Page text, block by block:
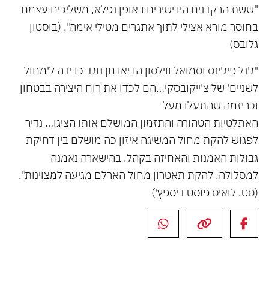
"ששת הרקדנים היו ישירים באופן נפלא, משליכים עצמם
בחוסר מורא אצילי לתוך אתגרים מטילי אימה". (בוסטון
גלובס)
"ג'נל פיג'ינס וסמואל ווילסון הביאו חן נוגד כבידה ל'מחול
לשניים' של צ'ייקובסקי…הם לכדו את רוח היצירה בבטחון
וכריזמה שהתעלו מעל
האתלטיות הטהורה והתזמון המושלם אותו הציגו… נדיר
לפגוש להקת מחול המשיגה איזון כה מושלם בין דחיקת
גבולות האמנות והאחיזה בקהל. בהישארה נאמנה
למסלולה, להקת תאטרון מחול הארלם מגיעה למצוינות".
(סט. לואיס פוסט דיספץ')